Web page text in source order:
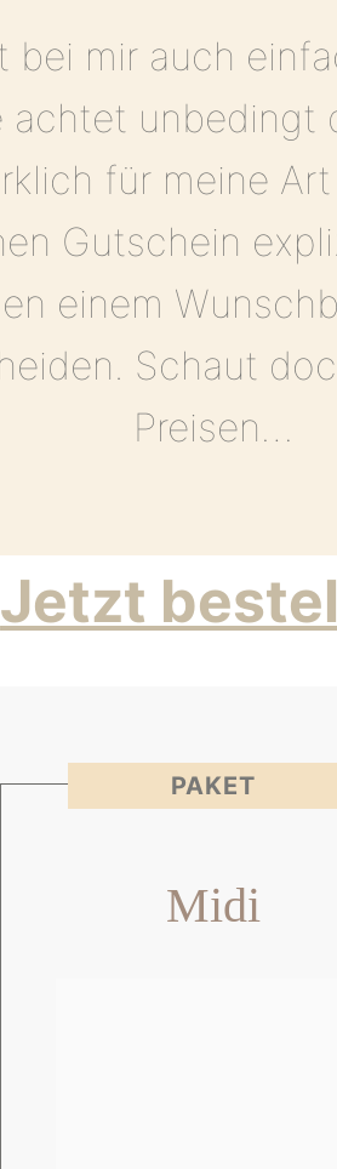
bei mir auch
achtet unbedingt
für meine
Gutschein
einem
Schaut
Preisen…
Jetzt
PAKET
Midi